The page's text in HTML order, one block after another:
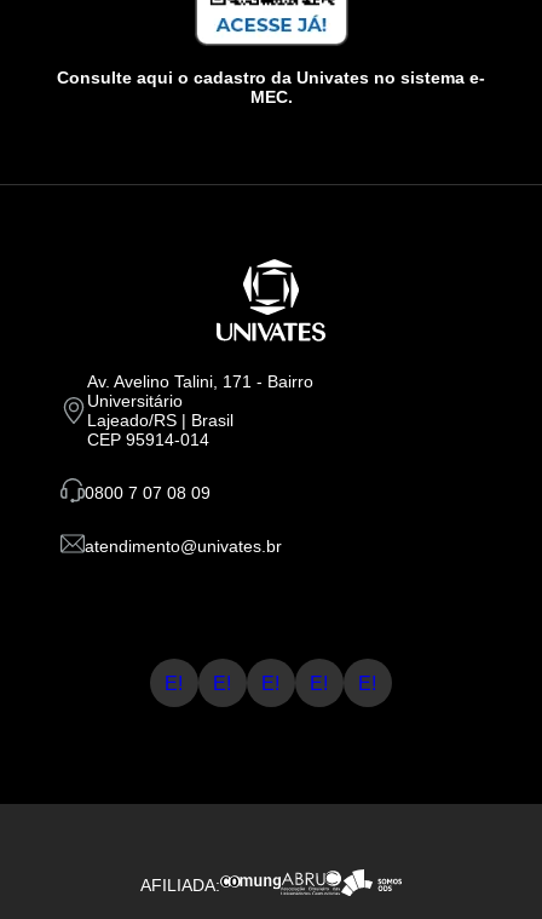
Consulte aqui o cadastro da Univates no sistema e-
MEC.
Av. Avelino Talini, 171 - Bairro
Universitário
Lajeado/RS | Brasil
CEP 95914-014
0800 7 07 08 09
atendimento@univates.br
E! E! E! E! E!
AFILIADA: